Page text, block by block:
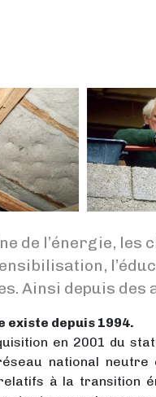
de l’énergie,
Ainsi depuis des
existe depuis 1994.
en 2001 du
national
à la transition